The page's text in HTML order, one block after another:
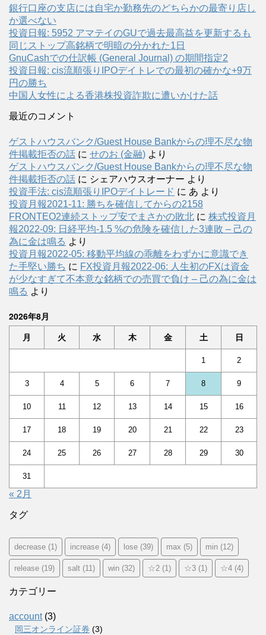
銀行口座の支店には自宅か勤務先のどちらかの最寄り店し
か選べない
投資日報: 5952 アマテイのGUで過去最高益を更新するも
同じストップ高銘柄で明暗の分かれた1日
GnuCashでの仕訳帳 (General Journal) の期間指定2
投資日報: cis流順張りIPOデイトレでの最初の確かな+9万
円の勝ち
中国人女性による香港株投資詐欺に遭いかけた話
最近のコメント
ゲストハウスバンク/Guest House Bankからの理不尽な物
件掲載拒否の話 に せのお (金融) より
ゲストハウスバンク/Guest House Bankからの理不尽な物
件掲載拒否の話 に シェアハウスオーナー より
投資手法: cis流順張りIPOデイトレード に あ より
投資月報2021-11: 勝ちを確信してからの2158
FRONTEO2連続ストップ安でまさかの敗北 に 株式投資月
報2022-09: 日経平均-1.5 %の危険を確信した3連敗 – 己の
為に金は鳴る より
投資月報2022-05: 移動平均線の乖離をわずかに意識でき
た手堅い勝ち に FX投資月報2022-06: 人生初のFXは資金
が少なすぎて不本意な銘柄での売買で負け – 己の為に金は
鳴る より
2026年8月
月 火 水 木 金 土 日
1 2
3 4 5 6 7 8 9
10 11 12 13 14 15 16
17 18 19 20 21 22 23
24 25 26 27 28 29 30
31
« 2月
タグ
decrease (1) increase (4) lose (39) max (5) min (12)
release (19) salt (11) win (32) ☆2 (1) ☆3 (1) ☆4 (4)
カテゴリー
account(3)
岡三オンライン証券 (3)